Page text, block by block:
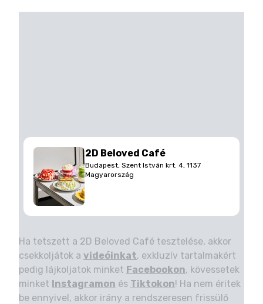
2D Beloved Café
Budapest, Szent István krt. 4, 1137
Magyarország
Ha tetszett a 2D Beloved Café tesztelése, akkor
csekkoljátok a videóinkat, exkluzív tartalmakért
pedig lájkoljatok minket Facebookon, kövessetek
minket Instagramon és Tiktokon! Ha nem éritek
be ennyivel, akkor irány a rendszeresen frissülő